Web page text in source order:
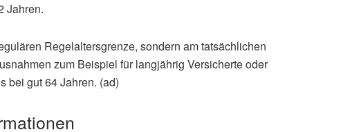
Jahren.
Regelaltersgrenze, sondern am tatsächlichen
zum Beispiel für langjährig Versicherte oder
bei gut 64 Jahren. (ad)